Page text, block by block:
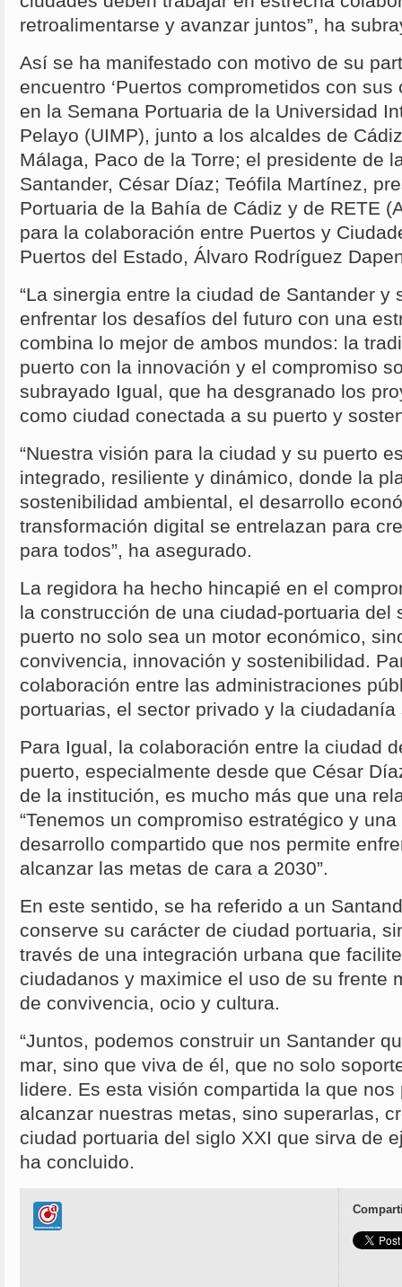
retroalimentarse y avanzar juntos”, ha
Así se ha manifestado con motivo de su
encuentro ‘Puertos comprometidos con sus
en la Semana Portuaria de la Universidad
Pelayo (UIMP), junto a los alcaldes de
Málaga, Paco de la Torre; el presidente de
Santander, César Díaz; Teófila Martínez,
Portuaria de la Bahía de Cádiz y de RETE
para la colaboración entre Puertos y
Puertos del Estado, Álvaro Rodríguez
“La sinergia entre la ciudad de Santander y
enfrentar los desafíos del futuro con una
combina lo mejor de ambos mundos: la
puerto con la innovación y el compromiso
subrayado Igual, que ha desgranado los
como ciudad conectada a su puerto y
“Nuestra visión para la ciudad y su puerto
integrado, resiliente y dinámico, donde la
sostenibilidad ambiental, el desarrollo
transformación digital se entrelazan para
para todos”, ha asegurado.
La regidora ha hecho hincapié en el
la construcción de una ciudad-portuaria del
puerto no solo sea un motor económico,
convivencia, innovación y sostenibilidad.
colaboración entre las administraciones
portuarias, el sector privado y la
Para Igual, la colaboración entre la ciudad
puerto, especialmente desde que César
de la institución, es mucho más que una
“Tenemos un compromiso estratégico y
desarrollo compartido que nos permite
alcanzar las metas de cara a 2030”.
En este sentido, se ha referido a un
conserve su carácter de ciudad portuaria,
través de una integración urbana que
ciudadanos y maximice el uso de su frente
de convivencia, ocio y cultura.
“Juntos, podemos construir un Santander
mar, sino que viva de él, que no solo
lidere. Es esta visión compartida la que
alcanzar nuestras metas, sino superarlas,
ciudad portuaria del siglo XXI que sirva de
ha concluido.